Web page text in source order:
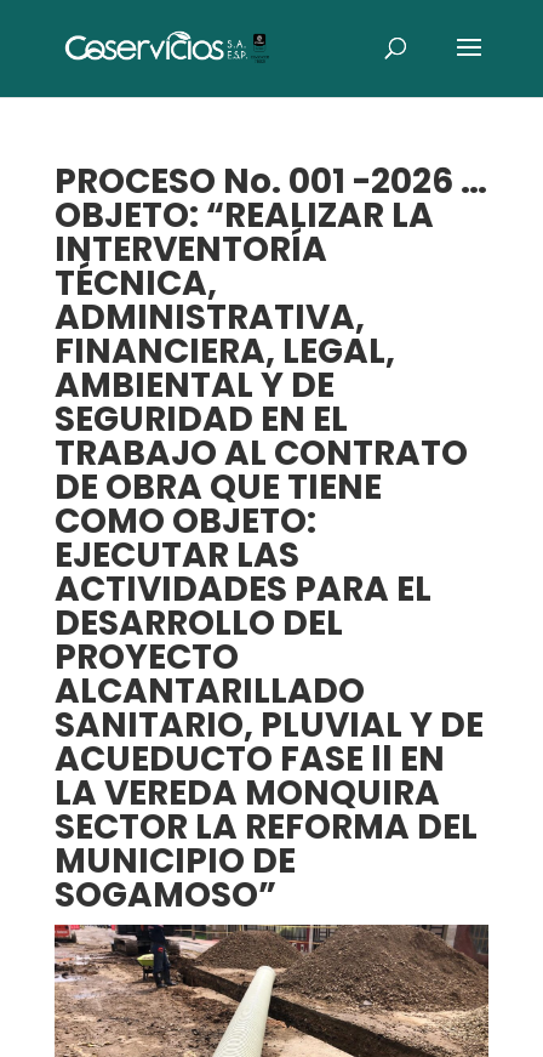
PROCESO No. 001 -2026 …
OBJETO: “REALIZAR LA
INTERVENTORÍA
TÉCNICA,
ADMINISTRATIVA,
FINANCIERA, LEGAL,
AMBIENTAL Y DE
SEGURIDAD EN EL
TRABAJO AL CONTRATO
DE OBRA QUE TIENE
COMO OBJETO:
EJECUTAR LAS
ACTIVIDADES PARA EL
DESARROLLO DEL
PROYECTO
ALCANTARILLADO
SANITARIO, PLUVIAL Y DE
ACUEDUCTO FASE ll EN
LA VEREDA MONQUIRA
SECTOR LA REFORMA DEL
MUNICIPIO DE
SOGAMOSO”